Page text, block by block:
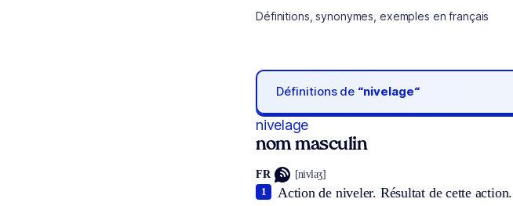
Définitions, synonymes, exemples en français
Définitions de “nivelage“
nivelage
nom masculin
FR [nivlaʒ]
Action de niveler. Résultat de cette action.
1